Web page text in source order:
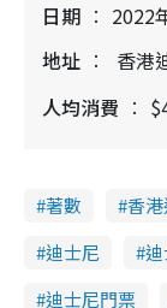
日期
2022
地址
香港
人均消費
著數 香
迪士尼
迪士尼門票